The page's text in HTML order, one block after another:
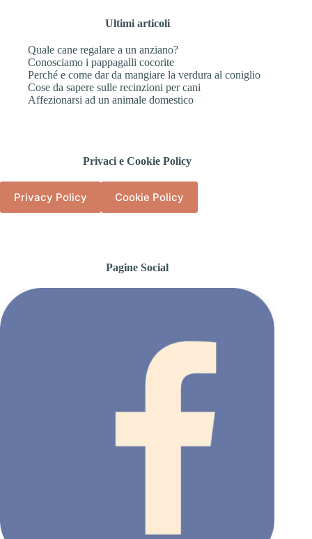
Ultimi articoli
Quale cane regalare a un anziano?
Conosciamo i pappagalli cocorite
Perché e come dar da mangiare la verdura al coniglio
Cose da sapere sulle recinzioni per cani
Affezionarsi ad un animale domestico
Privaci e Cookie Policy
Privacy Policy Cookie Policy
Pagine Social